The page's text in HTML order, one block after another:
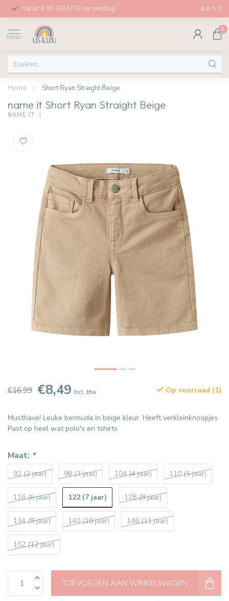
Vanaf € 90 GRATIS verzending Afhalen
5.0 /5.0
MENU
0
Home / Short Ryan Straight Beige
name it Short Ryan Straight Beige
NAME IT
€16,99 €8,49 Incl. btw Op voorraad (1)
Musthave! Leuke bermuda in beige kleur. Heeft verkleinknoopjes
Past op heel wat polo's en tshirts
Maat: *
92 (2 jaar) 98 (3 jaar) 104 (4 jaar) 110 (5 jaar)
116 (6 jaar) 122 (7 jaar) 128 (8 jaar)
134 (9 jaar) 140 (10 jaar) 146 (11 jaar)
152 (12 jaar)
TOEVOEGEN AAN WINKELWAGEN